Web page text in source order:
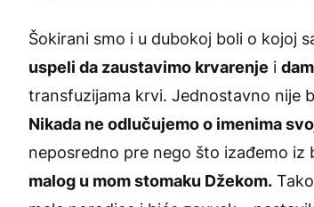
Šokirani smo i u dubokoj boli o kojoj
uspeli da zaustavimo krvarenje i
transfuzijama krvi. Jednostavno nije
Nikada ne odlučujemo o imenima
neposredno pre nego što izađemo iz
malog u mom stomaku Džekom.